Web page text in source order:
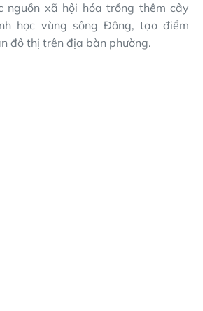
nguồn xã hội hóa trồng thêm cây
học vùng sông Đông, tạo điểm
đô thị trên địa bàn phường.